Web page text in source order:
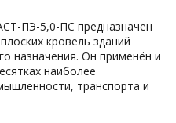
ПЭ-5,0-ПС предназначен
кровель зданий
назначения. Он применён и
наиболее
транспорта и